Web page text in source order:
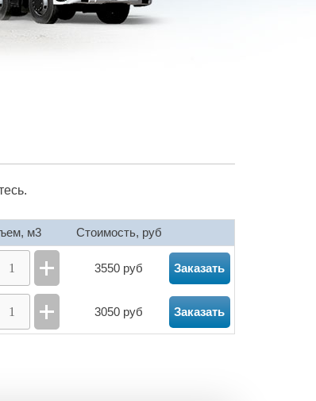
м3 Стоимость, руб
3550 руб Заказать
3050 руб Заказать